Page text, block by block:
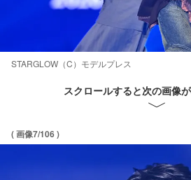
STARGLOW（C）モデルプレス
スクロールすると次の画像
( 画像7/106 )